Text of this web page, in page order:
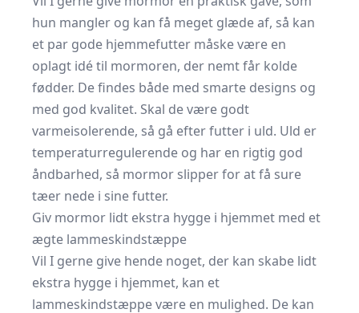
hun mangler og kan få meget glæde af, så kan
et par gode hjemmefutter måske være en
oplagt idé til mormoren, der nemt får kolde
fødder. De findes både med smarte designs og
med god kvalitet. Skal de være godt
varmeisolerende, så gå efter futter i uld. Uld er
temperaturregulerende og har en rigtig god
åndbarhed, så mormor slipper for at få sure
tæer nede i sine futter.
Giv mormor lidt ekstra hygge i hjemmet med et
ægte lammeskindstæppe
Vil I gerne give hende noget, der kan skabe lidt
ekstra hygge i hjemmet, kan et
lammeskindstæppe være en mulighed. De kan